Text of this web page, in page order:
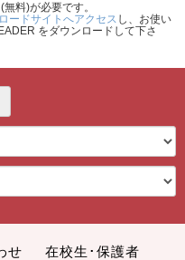
料)が必要です。
ードサイトへアクセス し、お使い
をダウンロードして下さ
せ
在校生･保護者